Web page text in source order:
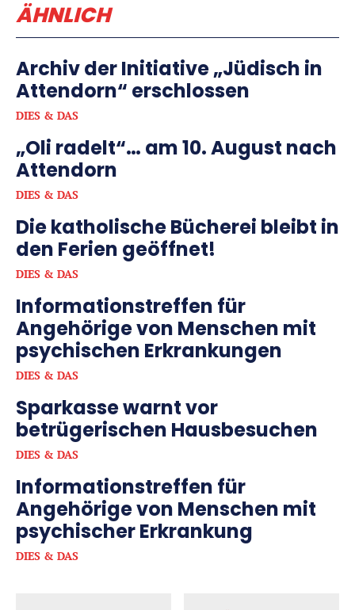
ÄHNLICH
Archiv der Initiative „Jüdisch in
Attendorn“ erschlossen
DIES & DAS
„Oli radelt“… am 10. August nach
Attendorn
DIES & DAS
Die katholische Bücherei bleibt in
den Ferien geöffnet!
DIES & DAS
Informationstreffen für
Angehörige von Menschen mit
psychischen Erkrankungen
DIES & DAS
Sparkasse warnt vor
betrügerischen Hausbesuchen
DIES & DAS
Informationstreffen für
Angehörige von Menschen mit
psychischer Erkrankung
DIES & DAS